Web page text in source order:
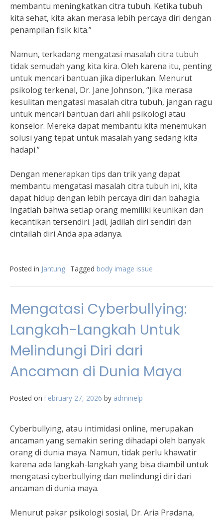
membantu meningkatkan citra tubuh. Ketika tubuh
kita sehat, kita akan merasa lebih percaya diri dengan
penampilan fisik kita.”
Namun, terkadang mengatasi masalah citra tubuh
tidak semudah yang kita kira. Oleh karena itu, penting
untuk mencari bantuan jika diperlukan. Menurut
psikolog terkenal, Dr. Jane Johnson, “Jika merasa
kesulitan mengatasi masalah citra tubuh, jangan ragu
untuk mencari bantuan dari ahli psikologi atau
konselor. Mereka dapat membantu kita menemukan
solusi yang tepat untuk masalah yang sedang kita
hadapi.”
Dengan menerapkan tips dan trik yang dapat
membantu mengatasi masalah citra tubuh ini, kita
dapat hidup dengan lebih percaya diri dan bahagia.
Ingatlah bahwa setiap orang memiliki keunikan dan
kecantikan tersendiri. Jadi, jadilah diri sendiri dan
cintailah diri Anda apa adanya.
Posted in Jantung Tagged body image issue
Mengatasi Cyberbullying:
Langkah-Langkah Untuk
Melindungi Diri dari
Ancaman di Dunia Maya
Posted on February 27, 2026 by adminelp
Cyberbullying, atau intimidasi online, merupakan
ancaman yang semakin sering dihadapi oleh banyak
orang di dunia maya. Namun, tidak perlu khawatir
karena ada langkah-langkah yang bisa diambil untuk
mengatasi cyberbullying dan melindungi diri dari
ancaman di dunia maya.
Menurut pakar psikologi sosial, Dr. Aria Pradana,